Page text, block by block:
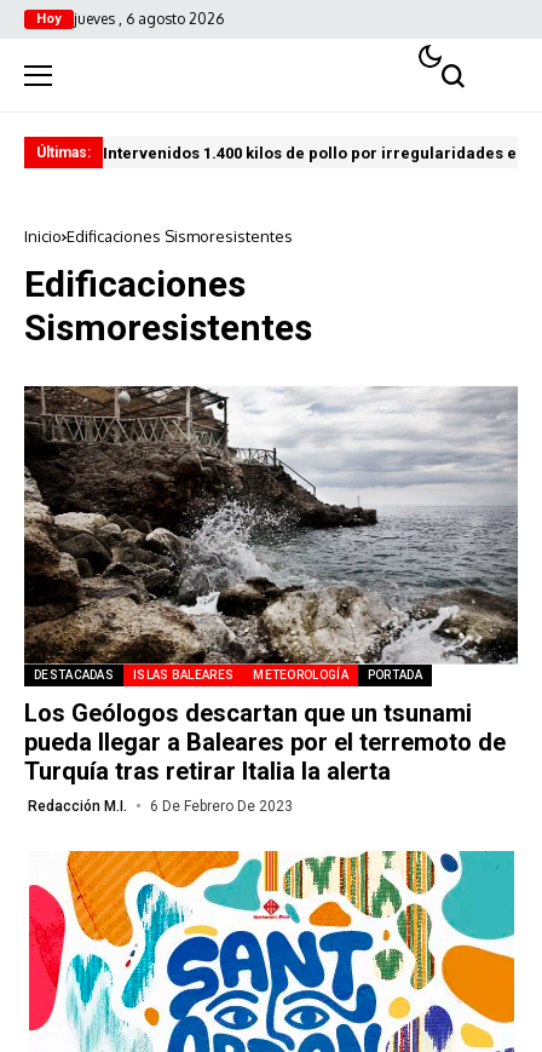
Hoy jueves , 6 agosto 2026
Últimas: Intervenidos 1.400 kilos de pollo por irregularidades en
Inicio Edificaciones Sismoresistentes
Edificaciones
Sismoresistentes
DESTACADAS ISLAS BALEARES METEOROLOGÍA PORTADA
Los Geólogos descartan que un tsunami
pueda llegar a Baleares por el terremoto de
Turquía tras retirar Italia la alerta
Redacción M.I. 6 De Febrero De 2023